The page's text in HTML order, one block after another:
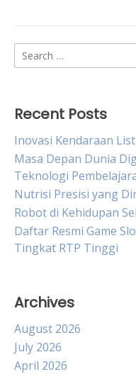
Search
for:
Recent Posts
Inovasi Kendaraan
Masa Depan Dunia
Teknologi
Nutrisi Presisi yang
Robot di Kehidupan
Daftar Resmi Game
Tingkat RTP Tinggi
Archives
August 2026
July 2026
April 2026